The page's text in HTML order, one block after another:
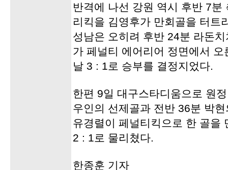
반격에 나선 강원 역시 후반 7
리킥을 김영후가 만회골을 터트
성남은 오히려 후반 24분 라돈
가 페널티 에어리어 정면에서
날 3 : 1로 승부를 결정지었다.
한편 9일 대구스타디움으로 원
우인의 선제골과 전반 36분 박
유경렬이 페널티킥으로 한 골을
2 : 1로 물리쳤다.
한종훈 기자